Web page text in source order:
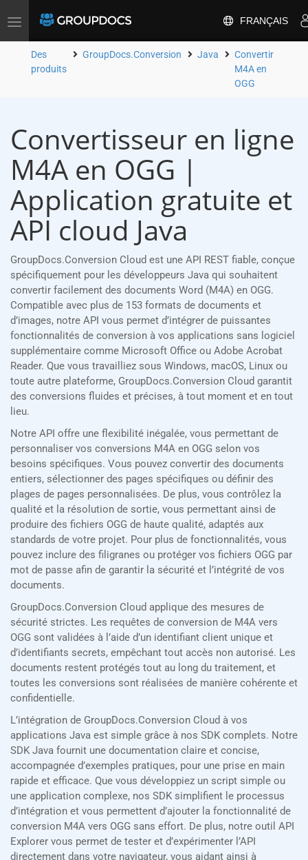
Toggle
FRANÇAIS
Des
produits
GroupDocs.Conversion Java
Convertir
M4A en
OGG
Convertisseur en ligne
M4A en OGG |
Application gratuite et
API cloud Java
GroupDocs.Conversion Cloud est une API REST fiable, conçue
spécifiquement pour les développeurs Java qui souhaitent
convertir facilement des documents Word (M4A) en OGG.
Compatible avec plus de 153 formats de documents et
d’images, notre API vous permet d’intégrer de puissantes
fonctionnalités de conversion à vos applications sans logiciel
supplémentaire comme Microsoft Office ou Adobe Acrobat
Reader. Que vous travailliez sous Windows, macOS, Linux ou
toute autre plateforme, GroupDocs.Conversion Cloud garantit
des conversions fluides et précises, à tout moment et en tout
lieu.
Notre API offre une flexibilité inégalée, vous permettant de
personnaliser vos conversions M4A en OGG selon vos
besoins spécifiques. Vous pouvez convertir des documents
entiers, sélectionner des pages spécifiques ou définir des
plages de pages personnalisées. De plus, vous contrôlez la
qualité et la résolution de sortie, vous permettant ainsi de
produire des fichiers OGG de haute qualité, adaptés aux
standards de votre projet. Pour plus de fonctionnalités, vous
pouvez inclure des filigranes ou protéger vos fichiers OGG par
mot de passe afin de garantir la sécurité et l’intégrité de vos
documents.
GroupDocs.Conversion Cloud applique des mesures de
sécurité strictes. Les requêtes de conversion de M4A vers
OGG sont validées à l’aide d’un identifiant client unique et
d’identifiants secrets, empêchant tout accès non autorisé. Les
documents restent protégés tout au long du traitement, et
toutes les conversions sont réalisées de manière cohérente et
confidentielle.
L’intégration de GroupDocs.Conversion Cloud à vos
applications Java est simple grâce à nos SDK complets. Notre
SDK Java fournit une documentation claire et concise,
accompagnée d’exemples pratiques, pour une prise en main
rapide et efficace. Que vous développiez un script simple ou
une application complexe, nos SDK simplifient le processus
d’intégration et vous permettent d’ajouter la fonctionnalité de
conversion M4A vers OGG sans effort. De plus, notre outil API
Explorer vous permet de tester et d’expérimenter l’API
directement dans votre navigateur, vous aidant ainsi à